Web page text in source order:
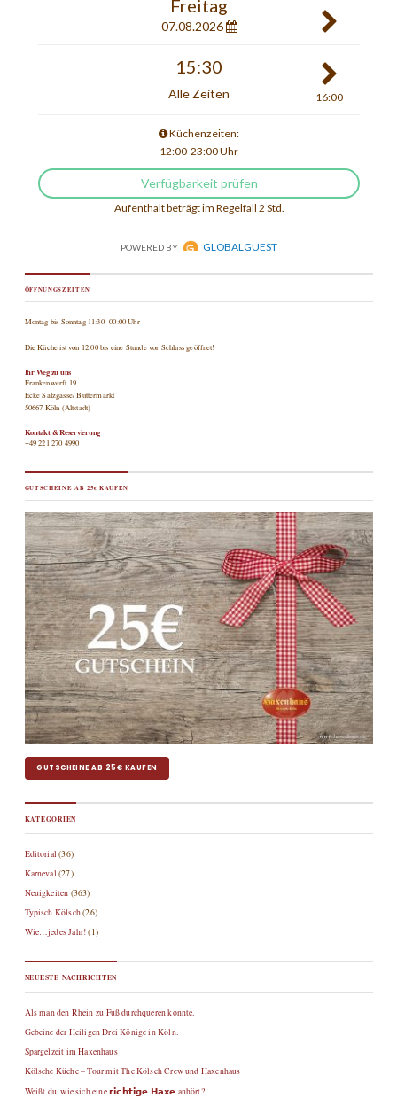
ÖFFNUNGSZEITEN
Montag bis Sonntag 11:30 -00:00 Uhr
Die Küche ist von 12:00 bis eine Stunde vor Schluss geöffnet!
Ihr Weg zu uns
Frankenwerft 19
Ecke Salzgasse/ Buttermarkt
50667 Köln (Altstadt)
Kontakt & Reservierung
+49 221 270 4990
GUTSCHEINE AB 25€ KAUFEN
GUTSCHEINE AB 25€ KAUFEN
KATEGORIEN
Editorial (36)
Karneval (27)
Neuigkeiten (363)
Typisch Kölsch(26)
Wie…jedes Jahr!(1)
NEUESTE NACHRICHTEN
Als man den Rhein zu Fuß durchqueren konnte.
Gebeine der Heiligen Drei Könige in Köln.
Spargelzeit im Haxenhaus
Kölsche Küche – Tour mit The Kölsch Crew und Haxenhaus
Weißt du, wie sich eine 𝗿𝗶𝗰𝗵𝘁𝗶𝗴𝗲 𝗛𝗮𝘅𝗲 anhört?